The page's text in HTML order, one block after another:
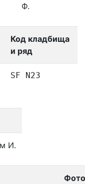
Ф.
Код кладбища
и ряд
SF N23
И.
Фото